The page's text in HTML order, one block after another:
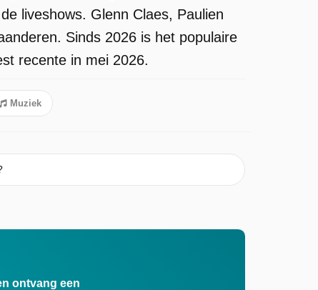
liveshows. Glenn Claes, Paulien
Sinds 2026 is het populaire
recente in mei 2026.
Muziek
ontvang een